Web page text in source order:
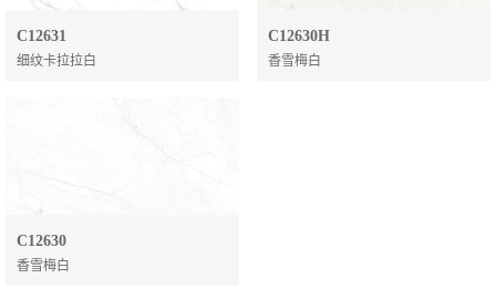
C12631
细纹卡拉拉白
C12630H
香雪梅白
C12630
香雪梅白